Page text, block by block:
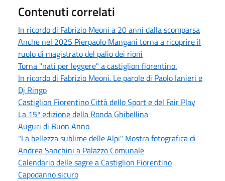
Contenuti correlati
In ricordo di Fabrizio Meoni a 20 anni dalla scomparsa
Anche nel 2025 Pierpaolo Mangani torna a ricoprire il
ruolo di magistrato del palio dei rioni
Torna "nati per leggere" a castiglion fiorentino.
In ricordo di Fabrizio Meoni. Le parole di Paolo Ianieri e
Dj Ringo
Castiglion Fiorentino Città dello Sport e del Fair Play
La 15ª edizione della Ronda Ghibellina
Auguri di Buon Anno
"La bellezza sublime delle Alpi" Mostra fotografica di
Andrea Sanchini a Palazzo Comunale
Calendario delle sagre a Castiglion Fiorentino
Capodanno sicuro